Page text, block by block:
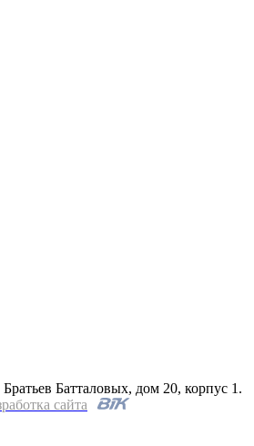
Батталовых, дом 20, корпус 1.
сайта